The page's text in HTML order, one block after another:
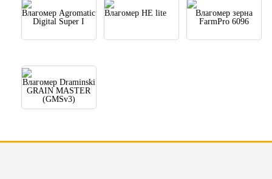
Влагомер Agromatic
Digital Super I
Влагомер HE lite
Влагомер зерна
FarmPro 6096
Влагомер Draminski
GRAIN MASTER
(GMSv3)